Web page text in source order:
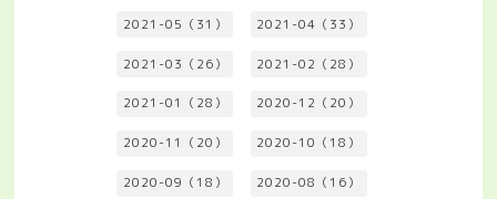
2021-05（31） 2021-04（33）
2021-03（26） 2021-02（28）
2021-01（28） 2020-12（20）
2020-11（20） 2020-10（18）
2020-09（18） 2020-08（16）